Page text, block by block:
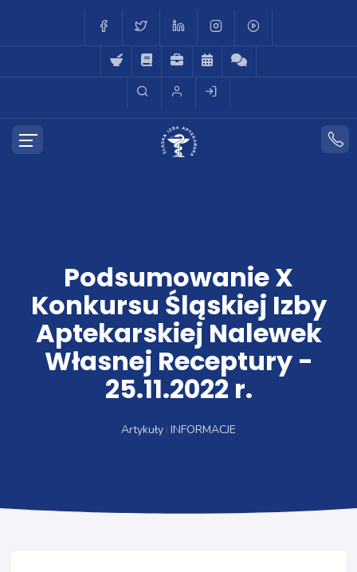
Podsumowanie X
Konkursu Śląskiej Izby
Aptekarskiej Nalewek
Własnej Receptury -
25.11.2022 r.
Artykuły INFORMACJE